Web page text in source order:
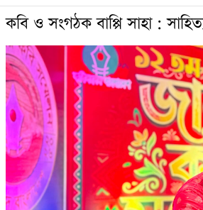
কবি ও সংগঠক বাপ্পি সাহা :